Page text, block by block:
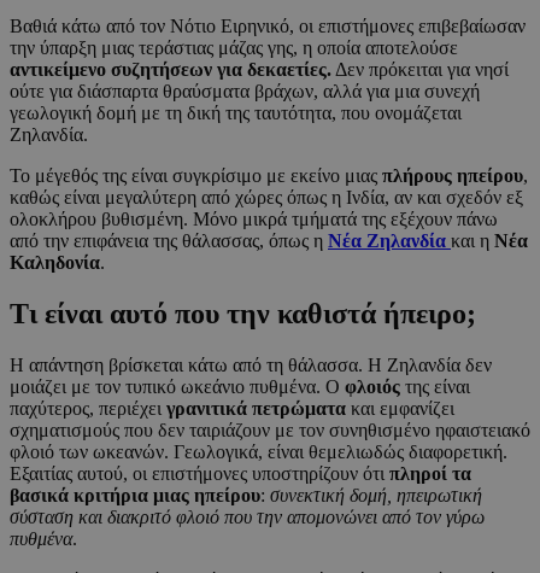
Βαθιά κάτω από τον Νότιο Ειρηνικό, οι επιστήμονες επιβεβαίωσαν
την ύπαρξη μιας τεράστιας μάζας γης, η οποία αποτελούσε
αντικείμενο συζητήσεων για δεκαετίες. Δεν πρόκειται για νησί
ούτε για διάσπαρτα θραύσματα βράχων, αλλά για μια συνεχή
γεωλογική δομή με τη δική της ταυτότητα, που ονομάζεται
Ζηλανδία.
Το μέγεθός της είναι συγκρίσιμο με εκείνο μιας πλήρους ηπείρου,
καθώς είναι μεγαλύτερη από χώρες όπως η Ινδία, αν και σχεδόν εξ
ολοκλήρου βυθισμένη. Μόνο μικρά τμήματά της εξέχουν πάνω
από την επιφάνεια της θάλασσας, όπως η Νέα Ζηλανδία και η Νέα
Καληδονία.
Τι είναι αυτό που την καθιστά ήπειρο;
Η απάντηση βρίσκεται κάτω από τη θάλασσα. Η Ζηλανδία δεν
μοιάζει με τον τυπικό ωκεάνιο πυθμένα. Ο φλοιός της είναι
παχύτερος, περιέχει γρανιτικά πετρώματα και εμφανίζει
σχηματισμούς που δεν ταιριάζουν με τον συνηθισμένο ηφαιστειακό
φλοιό των ωκεανών. Γεωλογικά, είναι θεμελιωδώς διαφορετική.
Εξαιτίας αυτού, οι επιστήμονες υποστηρίζουν ότι πληροί τα
βασικά κριτήρια μιας ηπείρου: συνεκτική δομή, ηπειρωτική
σύσταση και διακριτό φλοιό που την απομονώνει από τον γύρω
πυθμένα.